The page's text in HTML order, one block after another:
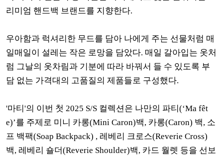
리미엄 핸드백 브랜드를 지향한다.
우아함과 럭셔리한 무드를 담아 나에게 주는 선물처럼 매
일매일이 설레는 작은 로망을 담았다. 매일 갈아입는 옷처
럼 그날의 옷차림과 기분에 따라 바꿔서 들 수 있도록 부
담 없는 가격대의 고품질의 제품들로 구성했다.
'마티'의 이번 첫 2025 S/S 컬렉션은 나만의 파티(‘Ma fêt
e)’를 주제로 미니 카롱(Mini Caron)백, 카롱(Caron) 백, 소
프 백팩(Soap Backpack) , 레베리 크로스(Reverie Cross)
백, 레베리 숄더(Reverie Shoulder)백, 카드 월렛 등을 선보